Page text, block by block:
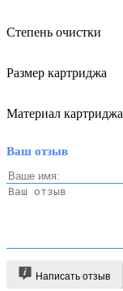
Степень очистки
Размер картриджа
Материал картриджа
Ваш отзыв
Написать отзыв